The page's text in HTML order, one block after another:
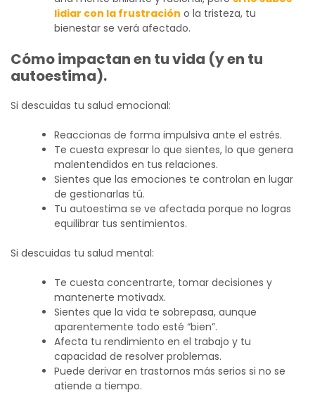
lidiar con la frustración o la tristeza, tu
bienestar se verá afectado.
Cómo impactan en tu vida (y en tu
autoestima).
Si descuidas tu salud emocional:
Reaccionas de forma impulsiva ante el estrés.
Te cuesta expresar lo que sientes, lo que genera
malentendidos en tus relaciones.
Sientes que las emociones te controlan en lugar
de gestionarlas tú.
Tu autoestima se ve afectada porque no logras
equilibrar tus sentimientos.
Si descuidas tu salud mental:
Te cuesta concentrarte, tomar decisiones y
mantenerte motivadx.
Sientes que la vida te sobrepasa, aunque
aparentemente todo esté “bien”.
Afecta tu rendimiento en el trabajo y tu
capacidad de resolver problemas.
Puede derivar en trastornos más serios si no se
atiende a tiempo.